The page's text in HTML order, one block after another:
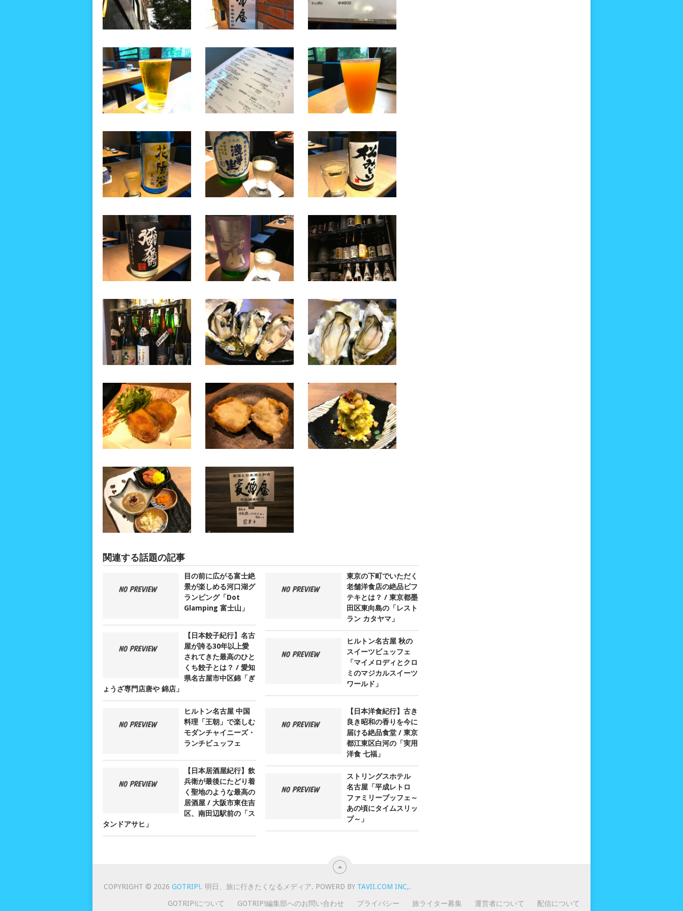
関連する話題の記事
目の前に広がる富士絶
景が楽しめる河口湖グ
ランピング「Dot
Glamping 富士山」
東京の下町でいただく
老舗洋食店の絶品ビフ
テキとは？ / 東京都墨
田区東向島の「レスト
ラン カタヤマ」
【日本餃子紀行】名古
屋が誇る30年以上愛
されてきた最高のひと
くち餃子とは？ / 愛知
県名古屋市中区錦「ぎ
ょうざ専門店唐や 錦店」
ヒルトン名古屋 秋の
スイーツビュッフェ
「マイメロディとクロ
ミのマジカルスイーツ
ワールド」
ヒルトン名古屋 中国
料理「王朝」で楽しむ
モダンチャイニーズ・
ランチビュッフェ
【日本洋食紀行】古き
良き昭和の香りを今に
届ける絶品食堂 / 東京
都江東区白河の「実用
洋食 七福」
【日本居酒屋紀行】飲
兵衛が最後にたどり着
く聖地のような最高の
居酒屋 / 大阪市東住吉
区、南田辺駅前の「ス
タンドアサヒ」
ストリングスホテル
名古屋「平成レトロ
ファミリーブッフェ～
あの頃にタイムスリッ
プ～」
COPYRIGHT © 2026 GOTRIP!. 明日、旅に行きたくなるメディア. POWERD BY TAVII.COM INC,.
GOTRIP!について GOTRIP!編集部へのお問い合わせ プライバシー 旅ライター募集 運営者について 配信について